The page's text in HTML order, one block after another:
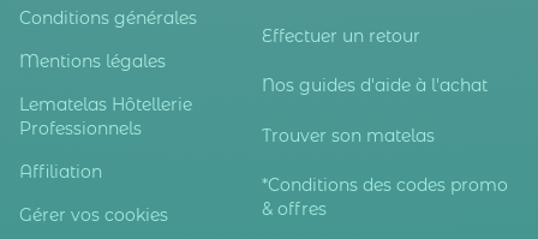
Conditions générales
Mentions légales
Lematelas Hôtellerie
Professionnels
Affiliation
Gérer vos cookies
Effectuer un retour
Nos guides d'aide à l'achat
Trouver son matelas
*Conditions des codes promo
& offres